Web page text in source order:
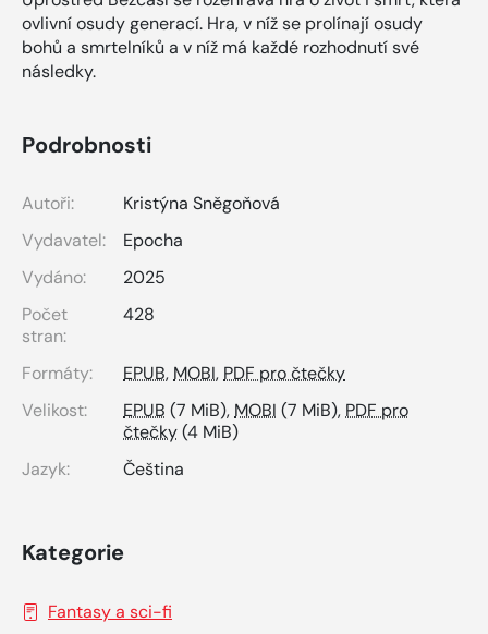
ovlivní osudy generací. Hra, v níž se prolínají osudy
bohů a smrtelníků a v níž má každé rozhodnutí své
následky.
Podrobnosti
Autoři:
Kristýna Sněgoňová
Vydavatel:
Epocha
Vydáno:
2025
Počet
stran:
428
Formáty: EPUB,MOBI,PDF pro čtečky
Velikost:
EPUB (7 MiB),MOBI (7 MiB),PDF pro
čtečky(4 MiB)
Jazyk:
Čeština
Kategorie
Fantasy a sci-fi